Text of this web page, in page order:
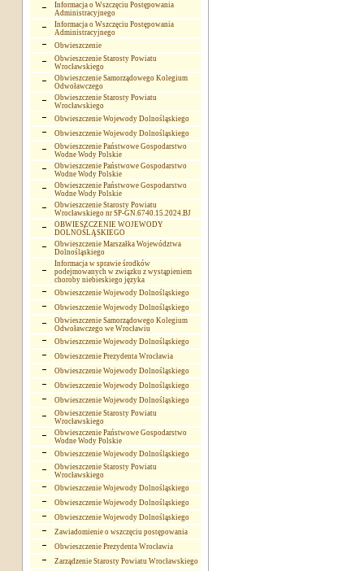
Informacja o Wszczęciu Postępowania
Administracyjnego
Informacja o Wszczęciu Postępowania
Administracyjnego
Obwieszczenie
Obwieszczenie Starosty Powiatu
Wrocławskiego
Obwieszczenie Samorządowego Kolegium
Odwoławczego
Obwieszczenie Starosty Powiatu
Wrocławskiego
Obwieszczenie Wojewody Dolnośląskiego
Obwieszczenie Wojewody Dolnośląskiego
Obwieszczenie Państwowe Gospodarstwo
Wodne Wody Polskie
Obwieszczenie Państwowe Gospodarstwo
Wodne Wody Polskie
Obwieszczenie Państwowe Gospodarstwo
Wodne Wody Polskie
Obwieszczenie Starosty Powiatu
Wrocławskiego nr SP-GN.6740.15.2024.BJ
OBWIESZCZENIE WOJEWODY
DOLNOŚLĄSKIEGO
Obwieszczenie Marszałka Województwa
Dolnośląskiego
Informacja w sprawie środków
podejmowanych w związku z wystąpieniem
choroby niebieskiego języka
Obwieszczenie Wojewody Dolnośląskiego
Obwieszczenie Wojewody Dolnośląskiego
Obwieszczenie Samorządowego Kolegium
Odwoławczego we Wrocławiu
Obwieszczenie Wojewody Dolnośląskiego
Obwieszczenie Prezydenta Wrocławia
Obwieszczenie Wojewody Dolnośląskiego
Obwieszczenie Wojewody Dolnośląskiego
Obwieszczenie Wojewody Dolnośląskiego
Obwieszczenie Starosty Powiatu
Wrocławskiego
Obwieszczenie Państwowe Gospodarstwo
Wodne Wody Polskie
Obwieszczenie Wojewody Dolnośląskiego
Obwieszczenie Starosty Powiatu
Wrocławskiego
Obwieszczenie Wojewody Dolnośląskiego
Obwieszczenie Wojewody Dolnośląskiego
Obwieszczenie Wojewody Dolnośląskiego
Zawiadomienie o wszczęciu postępowania
Obwieszczenie Prezydenta Wrocławia
Zarządzenie Starosty Powiatu Wrocławskiego